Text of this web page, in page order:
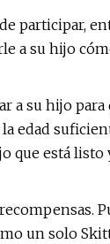
participar,
a su hijo
a su hijo para
edad
que está listo
un solo